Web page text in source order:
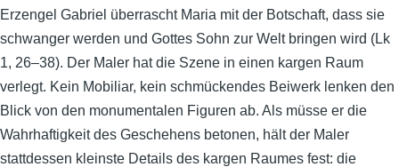
Erzengel Gabriel überrascht Maria mit der Botschaft, dass sie
schwanger werden und Gottes Sohn zur Welt bringen wird (Lk
1, 26–38). Der Maler hat die Szene in einen kargen Raum
verlegt. Kein Mobiliar, kein schmückendes Beiwerk lenken den
Blick von den monumentalen Figuren ab. Als müsse er die
Wahrhaftigkeit des Geschehens betonen, hält der Maler
stattdessen kleinste Details des kargen Raumes fest: die